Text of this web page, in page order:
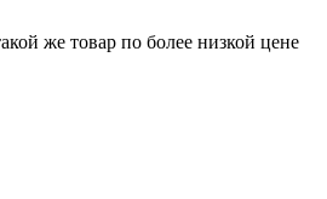
же товар по более низкой цене